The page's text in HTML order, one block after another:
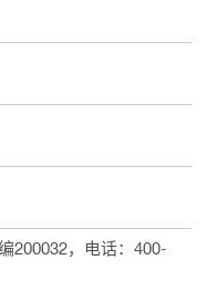
200032，电话：400-